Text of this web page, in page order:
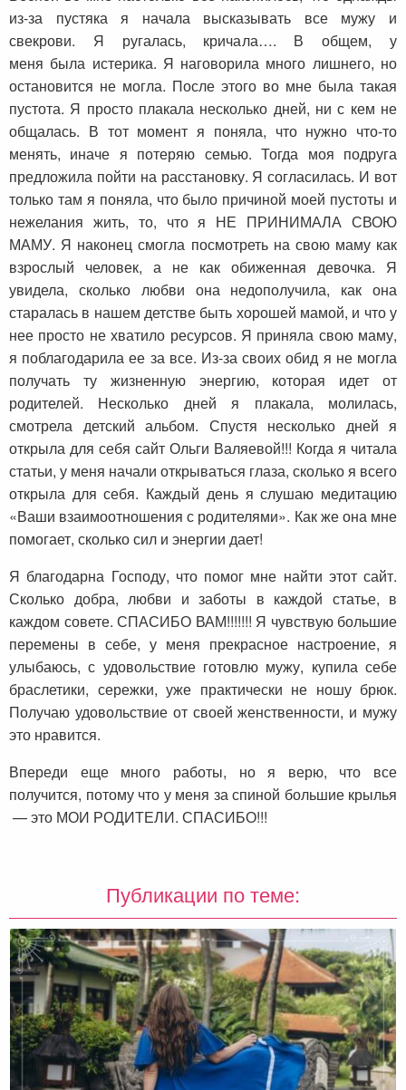
из-за пустяка я начала высказывать все мужу и
свекрови. Я ругалась, кричала…. В общем, у
меня была истерика. Я наговорила много лишнего, но
остановится не могла. После этого во мне была такая
пустота. Я просто плакала несколько дней, ни с кем не
общалась. В тот момент я поняла, что нужно что-то
менять, иначе я потеряю семью. Тогда моя подруга
предложила пойти на расстановку. Я согласилась. И вот
только там я поняла, что было причиной моей пустоты и
нежелания жить, то, что я НЕ ПРИНИМАЛА СВОЮ
МАМУ. Я наконец смогла посмотреть на свою маму как
взрослый человек, а не как обиженная девочка. Я
увидела, сколько любви она недополучила, как она
старалась в нашем детстве быть хорошей мамой, и что у
нее просто не хватило ресурсов. Я приняла свою маму,
я поблагодарила ее за все. Из-за своих обид я не могла
получать ту жизненную энергию, которая идет от
родителей. Несколько дней я плакала, молилась,
смотрела детский альбом. Спустя несколько дней я
открыла для себя сайт Ольги Валяевой!!! Когда я читала
статьи, у меня начали открываться глаза, сколько я всего
открыла для себя. Каждый день я слушаю медитацию
«Ваши взаимоотношения с родителями». Как же она мне
помогает, сколько сил и энергии дает!
Я благодарна Господу, что помог мне найти этот сайт.
Сколько добра, любви и заботы в каждой статье, в
каждом совете. СПАСИБО ВАМ!!!!!!! Я чувствую большие
перемены в себе, у меня прекрасное настроение, я
улыбаюсь, с удовольствие готовлю мужу, купила себе
браслетики, сережки, уже практически не ношу брюк.
Получаю удовольствие от своей женственности, и мужу
это нравится.
Впереди еще много работы, но я верю, что все
получится, потому что у меня за спиной большие крылья
— это МОИ РОДИТЕЛИ. СПАСИБО!!!
Публикации по теме: